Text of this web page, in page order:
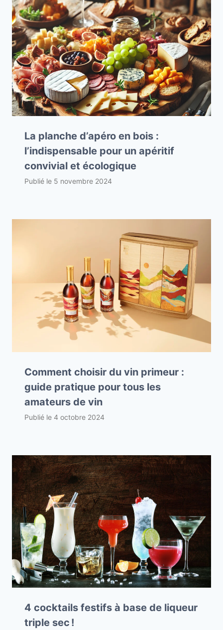
La planche d’apéro en bois :
l’indispensable pour un apéritif
convivial et écologique
Publié le 5 novembre 2024
Comment choisir du vin primeur :
guide pratique pour tous les
amateurs de vin
Publié le 4 octobre 2024
4 cocktails festifs à base de liqueur
triple sec !